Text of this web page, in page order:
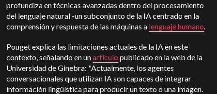
profundiza en técnicas avanzadas dentro del procesamiento
del lenguaje natural -un subconjunto de la IA centrado en la
comprensión y respuesta de las máquinas a lenguaje humano.
Pouget explica las limitaciones actuales de la IA en este
contexto, señalando en unartículo publicado en la web de la
Universidad de Ginebra: "Actualmente, los agentes
conversacionales que utilizan IA son capaces de integrar
información lingüística para producir un texto o una imagen.